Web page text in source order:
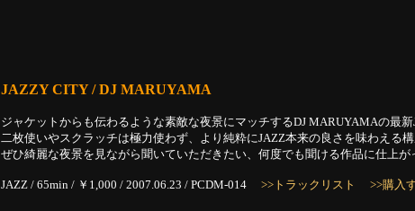
JAZZY CITY / DJ MARUYAMA
ジャケットからも伝わるような素敵な夜景にマッチするDJ MARUYAMAの最新
二枚使いやスクラッチは極力使わず、より純粋にJAZZ本来の良さを味わえる構
ぜひ綺麗な夜景を見ながら聞いていただきたい、何度でも聞ける作品に仕上が
JAZZ / 65min / ￥1,000 / 2007.06.23 / PCDM-014 >>トラックリスト >>購入